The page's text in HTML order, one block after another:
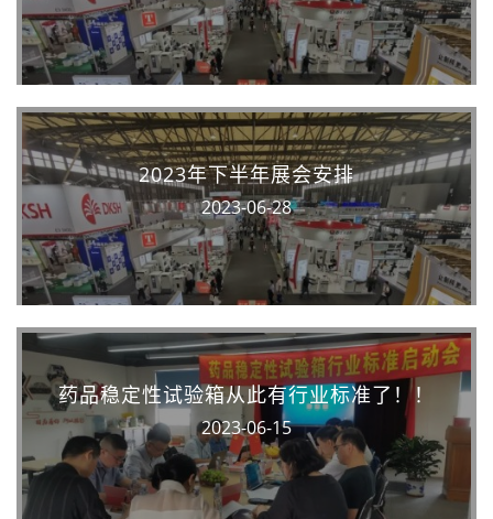
2023年下半年展会安排
2023-06-28
药品稳定性试验箱从此有行业标准了！！
2023-06-15